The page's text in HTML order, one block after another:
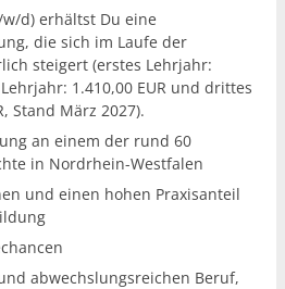
d) erhältst Du eine
die sich im Laufe der
steigert (erstes Lehrjahr:
1.410,00 EUR und drittes
Stand März 2027).
an einem der rund 60
in Nordrhein-Westfalen
und einen hohen Praxisanteil
abwechslungsreichen Beruf,